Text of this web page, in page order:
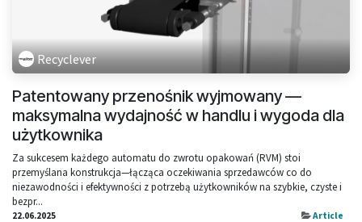
Recyclever
Patentowany przenośnik wyjmowany —
maksymalna wydajność w handlu i wygoda dla
użytkownika
Za sukcesem każdego automatu do zwrotu opakowań (RVM) stoi
przemyślana konstrukcja—łącząca oczekiwania sprzedawców co do
niezawodności i efektywności z potrzebą użytkowników na szybkie, czyste i
bezpr...
22.06.2025 Article